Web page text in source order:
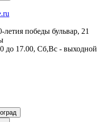
летия победы бульвар, 21
до 17.00, Cб,Вс - выходной